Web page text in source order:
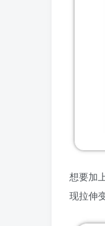
想要加
现拉伸